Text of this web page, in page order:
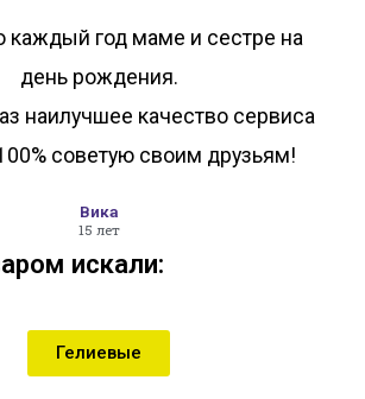
каждый год маме и сестре на
день рождения.
наилучшее качество сервиса
советую своим друзьям!
Вика
15 лет
искали:
Гелиевые